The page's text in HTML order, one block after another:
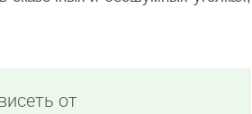
от